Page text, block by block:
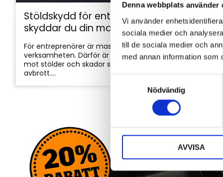
Denna webbplats använder
Vi använder
sociala medier och
till de sociala medier och
med annan information som
y
Nödvändig
AVVISA
Stöldskydd för entreprenadmaskiner: så
skyddar du din maskin och utrustning
För entreprenörer är maskinerna hjärtat i
verksamheten. Därför är det viktigt att skydda dem
mot stölder och skador som kan orsaka kostsamma
avbrott....